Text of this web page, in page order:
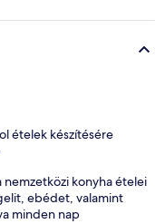
ételek készítésére
konyha ételei
ebédet, valamint
minden nap